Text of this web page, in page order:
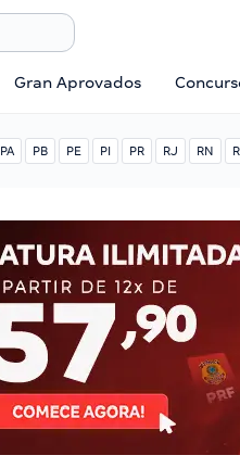
Gran Aprovados
PA PB PE PI PR RJ RN